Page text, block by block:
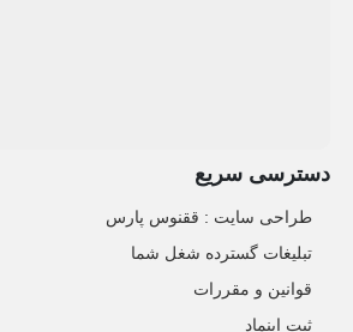
دسترسی سریع
طراحی سایت :‌ ققنوس پارس
تبلیغات گسترده شغل شما
قوانین و مقررات
ثبت اینماد